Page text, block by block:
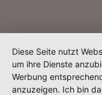
Diese Seite nutzt
um ihre Dienste
Werbung
anzuzeigen. Ich bin